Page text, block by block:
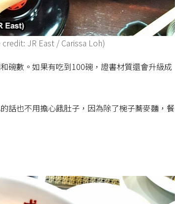
JR East / Carissa Loh)
碗數。如果有吃到100碗，證書材質還會升級成
話也不用擔心餓肚子，因為除了椀子蕎麥麵，餐